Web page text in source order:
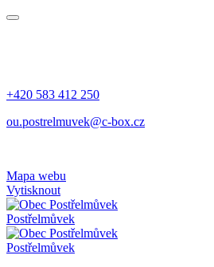
+420 583 412 250
ou.postrelmuvek@c-box.cz
Mapa webu
Vytisknout
Postřelmůvek
Postřelmůvek